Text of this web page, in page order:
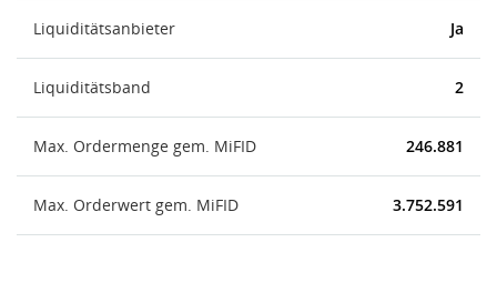
Liquiditätsanbieter Ja
Liquiditätsband 2
Max. Ordermenge gem. MiFID 246.881
Max. Orderwert gem. MiFID 3.752.591